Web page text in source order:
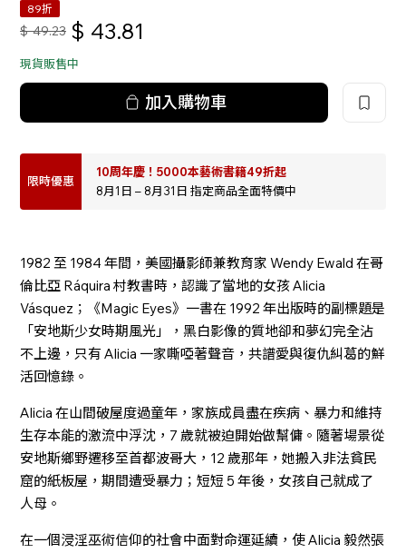
89折
$ 49.23 $ 43.81
現貨販售中
加入購物車
限時優惠
10周年慶！5000本藝術書籍49折起
8月1日 – 8月31日 指定商品全面特價中
1982 至 1984 年間，美國攝影師兼教育家 Wendy Ewald 在哥
倫比亞 Ráquira 村教書時，認識了當地的女孩 Alicia
Vásquez；《Magic Eyes》一書在 1992 年出版時的副標題是
「安地斯少女時期風光」，黑白影像的質地卻和夢幻完全沾
不上邊，只有 Alicia 一家嘶啞著聲音，共譜愛與復仇糾葛的鮮
活回憶錄。
Alicia 在山間破屋度過童年，家族成員盡在疾病、暴力和維持
生存本能的激流中浮沈，7 歲就被迫開始做幫傭。隨著場景從
安地斯鄉野遷移至首都波哥大，12 歲那年，她搬入非法貧民
窟的紙板屋，期間遭受暴力；短短 5 年後，女孩自己就成了
人母。
在一個浸淫巫術信仰的社會中面對命運延續，使 Alicia 毅然張